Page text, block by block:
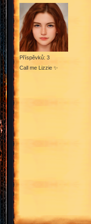
Příspěvků: 3
Call me Lizzie ✨